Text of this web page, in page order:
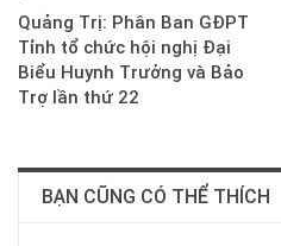
Quảng Trị: Phân Ban GĐPT
Tỉnh tổ chức hội nghị Đại
Biểu Huynh Trưởng và Bảo
Trợ lần thứ 22
BẠN CŨNG CÓ THỂ THÍCH